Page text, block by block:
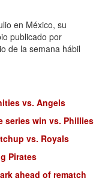
en México, su
publicado por
de la semana hábil
vs. Angels
series win vs. Phillies
vs. Royals
Pirates
ahead of rematch